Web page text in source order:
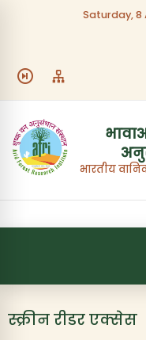
Saturday, 8
भारतीय
हमारे बारे में
निविदाएँ
संस्थान का अधिदेश
स्क्रीन रीडर एक्सेस